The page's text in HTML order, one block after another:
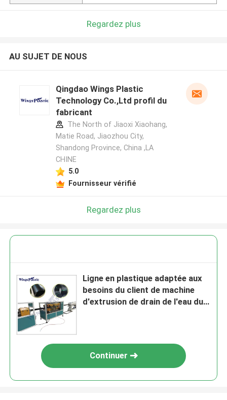
Regardez plus
AU SUJET DE NOUS
Qingdao Wings Plastic
Technology Co.,Ltd profil du
fabricant
The North of Jiaoxi Xiaohang,
Matie Road, Jiaozhou City,
Shandong Province, China ,LA
CHINE
5.0
Fournisseur vérifié
Regardez plus
Ligne en plastique adaptée aux
besoins du client de machine
d'extrusion de drain de l'eau du
Continuer